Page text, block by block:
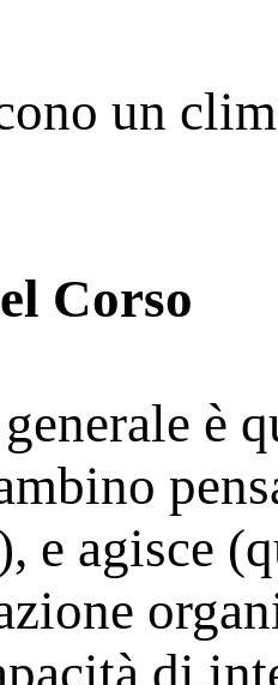
un
Corso
è
e agisce